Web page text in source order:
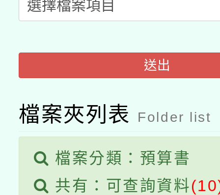
用水績優單位及節水達
桃園市孔廟祈福系列
2026年桃園地景藝術
送出
檔案夾列表 Folder list
檔案分類：預算書
共有：可查詢資料